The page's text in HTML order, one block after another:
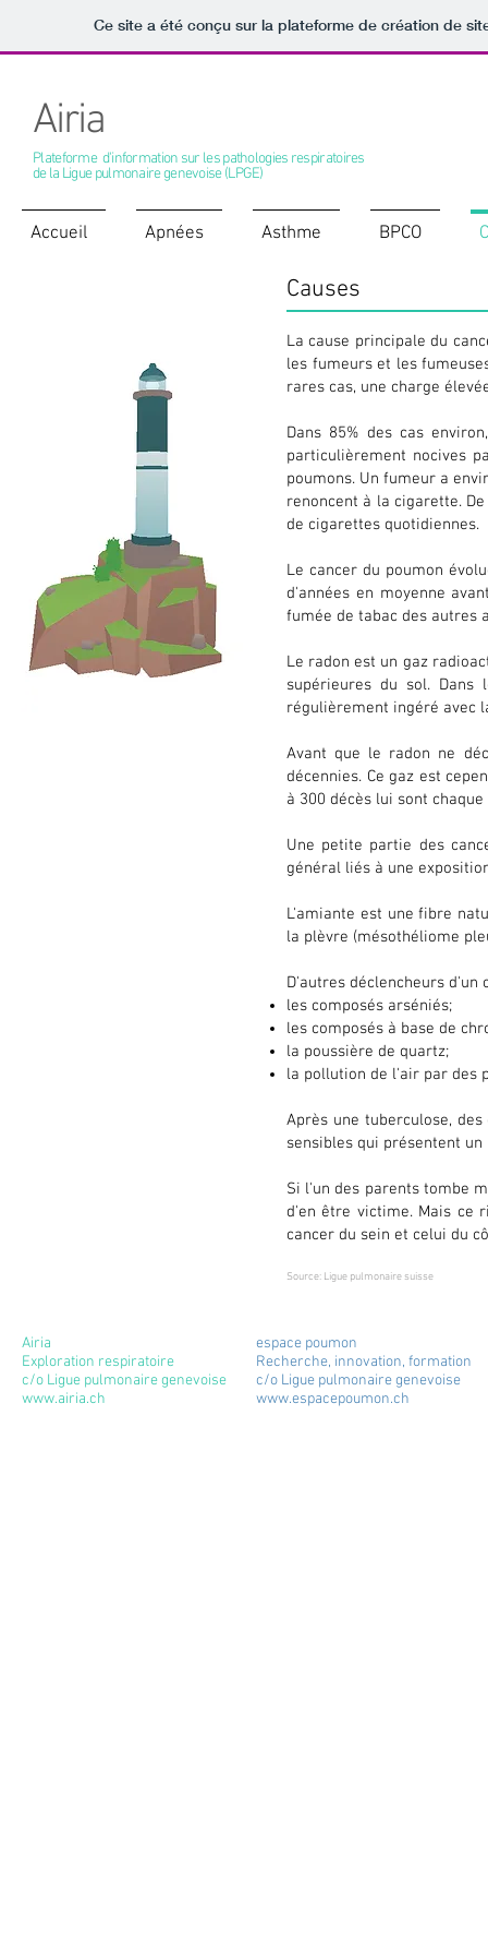
Ce site a été conçu sur la plateforme de création de
Airia
Plateforme d'information sur les pathologies respiratoires
de la Ligue pulmonaire genevoise (LPGE)
Accueil Apnées Asthme BPCO
Causes
La cause principale du
les fumeurs et les
rares cas, une charge
Dans 85% des cas
particulièrement nocives
poumons. Un fumeur a
renoncent à la cigarette.
de cigarettes quotidiennes.
Le cancer du poumon
d'années en moyenne
fumée de tabac des autres
Le radon est un gaz
supérieures du sol.
régulièrement ingéré avec
Avant que le radon ne
décennies. Ce gaz est
à 300 décès lui sont
Une petite partie des
général liés à une
L'amiante est une fibre
la plèvre (mésothéliome
D'autres déclencheurs d'un
les composés arséniés;
les composés à base de
la poussière de quartz;
la pollution de l'air par des
Après une tuberculose,
sensibles qui présentent
Si l'un des parents tombe
d'en être victime. Mais ce
cancer du sein et celui du
Source: Ligue pulmonaire suisse
Airia
Exploration respiratoire
c/o Ligue pulmonaire genevoise
www.airia.ch
espace poumon
Recherche, innovation, formation
c/o Ligue pulmonaire genevoise
www.espacepoumon.ch